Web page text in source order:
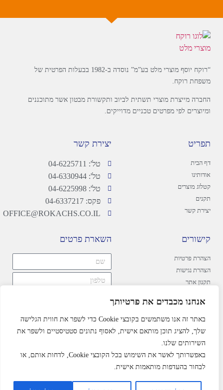
אנחנו מכבדים את פרטיותך
באתר זה אנו משתמשים בקובצי Cookie כדי לשפר את חווית הגלישה
שלך, להציג תוכן מותאם אישית, לאסוף נתונים סטטיסטיים ולשפר את
השירותים שלנו.
באפשרותך לאשר את השימוש בכל הקובצי Cookie, לדחות אותם, או
לבחור בהעדפות מותאמות אישית.
“רוקח יוסף מוצרי מלט בע”מ” נוסדה ב-1982 בבעלות הפרטית של
משפחת רוקח.
החברה מייצרת מוצרי תשתית לביוב ותקשורת מבטון אשר מתוכננים
ומיוצרים לפי מפרטים טכניים מדוייקים.
תפריט
דף הבית
אודותינו
קטלוג מוצרים
תקנים
יצירת קשר
יצירת קשר
טל': 04-6225711
טל': 04-6330944
טל': 04-6225998
פקס: 04-6337217
OFFICE@ROKACHS.CO.IL
קישורים
הצהרת פרטיות
הצהרת נגישות
תקנון אתר
השארת פרטים